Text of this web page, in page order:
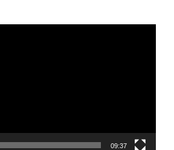
09:37